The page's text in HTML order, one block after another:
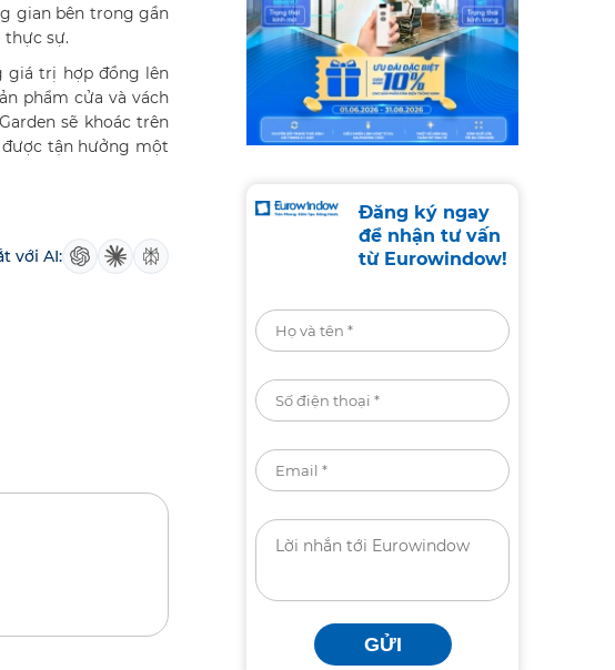
gian bên trong gần
thực sự.
giá trị hợp đồng lên
phẩm cửa và vách
sẽ khoác trên
được tận hưởng một
với AI:
Đăng ký ngay
để nhận tư vấn
từ Eurowindow!
GỬI